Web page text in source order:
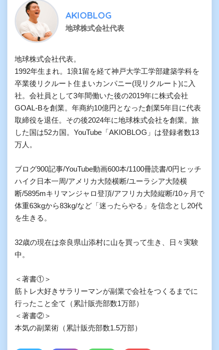
AKIOBLOG
地球株式会社代表
地球株式会社代表。
1992年生まれ。1浪1留を経て神戸大学工学部建築学科を
卒業後リクルート住まいカンパニー(現リクルート)に入
社。会社員として3年間働いた後の2019年に株式会社
GOAL-Bを創業。年商約10億円となった創業5年目に代表
取締役を退任。その後2024年に地球株式会社を創業。旅
した国は52カ国。YouTube「AKIOBLOG」は登録者数13
万人。
ブログ900記事/YouTube動画600本/1100冊読書/0円ヒッチ
ハイク日本一周/アメリカ大陸横断/ユーラシア大陸横
断/5895mキリマンジャロ登頂/アフリカ大陸縦断/10ヶ月で
体重63kgから83kg/など「迷ったらやる」を信念とし20代
を生きる。
32歳の現在は奈良県山添村に山を買って生き、日々実験
中。
＜著書①＞
筋トレ大好きサラリーマンが副業で会社をつくるまでに
行ったこと全て（累計販売部数1万部）
＜著書②＞
本気の副業術（累計販売部数1.5万部）